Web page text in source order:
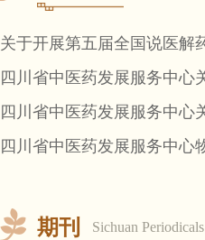
期刊 Sichuan Periodicals